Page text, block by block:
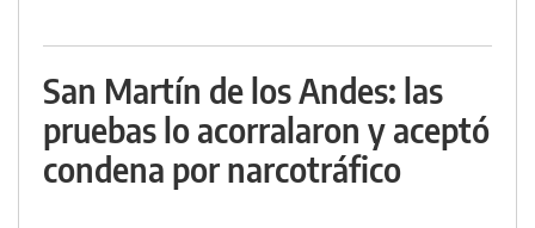
San Martín de los Andes: las
pruebas lo acorralaron y aceptó
condena por narcotráfico